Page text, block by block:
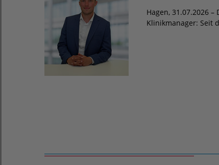
Hagen, 31.07.2026 –
Klinikmanager: Seit